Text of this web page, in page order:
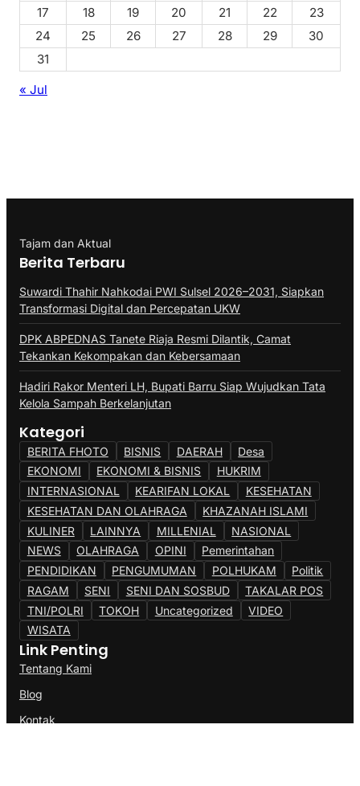
17
18 19 20 21 22
23
24
25 26 27 28 29
30
31
« Jul
Tajam dan Aktual
Berita Terbaru
Suwardi Thahir Nahkodai PWI Sulsel 2026–2031, Siapkan
Transformasi Digital dan Percepatan UKW
DPK ABPEDNAS Tanete Riaja Resmi Dilantik, Camat
Tekankan Kekompakan dan Kebersamaan
Hadiri Rakor Menteri LH, Bupati Barru Siap Wujudkan Tata
Kelola Sampah Berkelanjutan
Kategori
BERITA FHOTO BISNIS DAERAH
Desa
EKONOMI
EKONOMI & BISNIS
HUKRIM
INTERNASIONAL
KEARIFAN LOKAL
KESEHATAN
KESEHATAN DAN OLAHRAGA
KHAZANAH ISLAMI
KULINER
LAINNYA MILLENIAL
NASIONAL
NEWS
OLAHRAGA OPINI
Pemerintahan
PENDIDIKAN
PENGUMUMAN POLHUKAM
Politik
RAGAM
SENI SENI DAN SOSBUD
TAKALAR POS
TNI/POLRI
TOKOH Uncategorized
VIDEO
WISATA
Link Penting
Tentang Kami
Blog
Kontak